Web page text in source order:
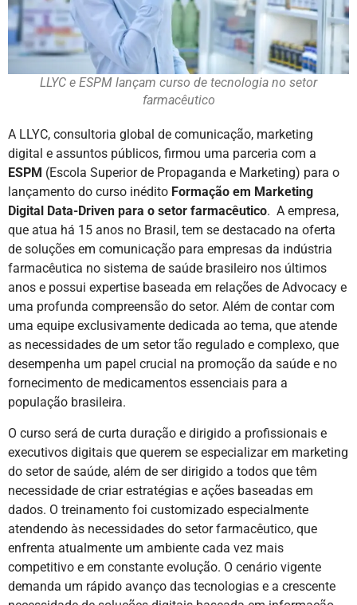
LLYC e ESPM lançam curso de tecnologia no setor
farmacêutico
A LLYC, consultoria global de comunicação, marketing
digital e assuntos públicos, firmou uma parceria com a
ESPM (Escola Superior de Propaganda e Marketing) para o
lançamento do curso inédito Formação em Marketing
Digital Data-Driven para o setor farmacêutico. A empresa,
que atua há 15 anos no Brasil, tem se destacado na oferta
de soluções em comunicação para empresas da indústria
farmacêutica no sistema de saúde brasileiro nos últimos
anos e possui expertise baseada em relações de Advocacy e
uma profunda compreensão do setor. Além de contar com
uma equipe exclusivamente dedicada ao tema, que atende
as necessidades de um setor tão regulado e complexo, que
desempenha um papel crucial na promoção da saúde e no
fornecimento de medicamentos essenciais para a
população brasileira.
O curso será de curta duração e dirigido a profissionais e
executivos digitais que querem se especializar em marketing
do setor de saúde, além de ser dirigido a todos que têm
necessidade de criar estratégias e ações baseadas em
dados. O treinamento foi customizado especialmente
atendendo às necessidades do setor farmacêutico, que
enfrenta atualmente um ambiente cada vez mais
competitivo e em constante evolução. O cenário vigente
demanda um rápido avanço das tecnologias e a crescente